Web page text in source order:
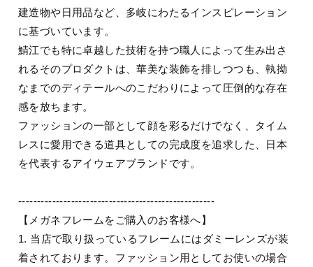
建造物や日用品など、多岐にわたるインスピレーション
に基づいています。
鯖江でも特に卓越した技術を持つ職人によって生み出さ
れるそのプロダクトは、華美な装飾を排しつつも、執拗
なまでのディテールへのこだわりによって圧倒的な存在
感を放ちます。
ファッションの一部として顔を彩るだけでなく、タイム
レスに愛用できる道具としての完成度を追求した、日本
を代表するアイウェアブランドです。
----------------------------------------------------
【メガネフレームをご購入のお客様へ】
1. 当店で取り扱っているフレームにはダミーレンズが装
着されております。ファッション用としてお使いの場合